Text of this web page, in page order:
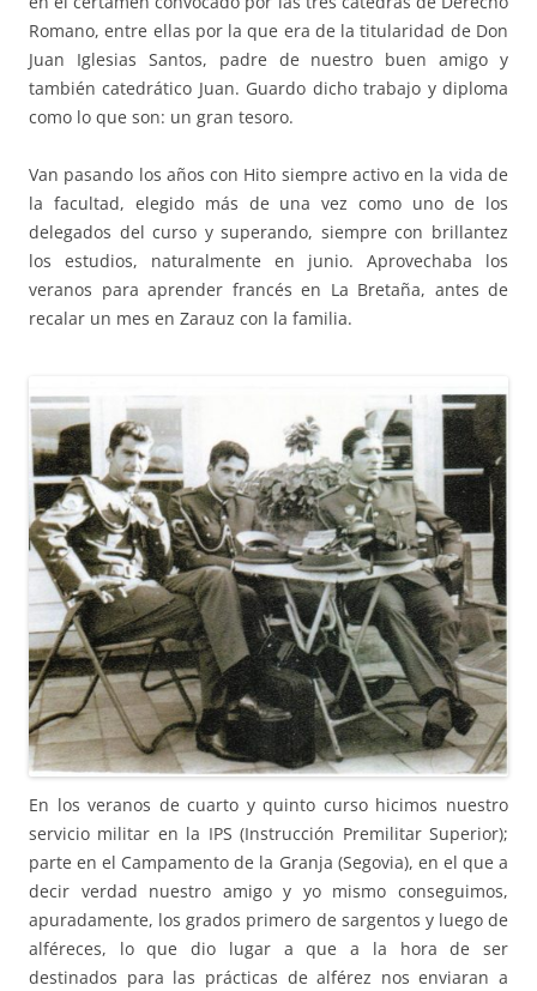
Romano, entre ellas por la que era de la titularidad de Don
Juan Iglesias Santos, padre de nuestro buen amigo y
también catedrático Juan. Guardo dicho trabajo y diploma
como lo que son: un gran tesoro.
Van pasando los años con Hito siempre activo en la vida de
la facultad, elegido más de una vez como uno de los
delegados del curso y superando, siempre con brillantez
los estudios, naturalmente en junio. Aprovechaba los
veranos para aprender francés en La Bretaña, antes de
recalar un mes en Zarauz con la familia.
En los veranos de cuarto y quinto curso hicimos nuestro
servicio militar en la IPS (Instrucción Premilitar Superior);
parte en el Campamento de la Granja (Segovia), en el que a
decir verdad nuestro amigo y yo mismo conseguimos,
apuradamente, los grados primero de sargentos y luego de
alféreces, lo que dio lugar a que a la hora de ser
destinados para las prácticas de alférez nos enviaran a